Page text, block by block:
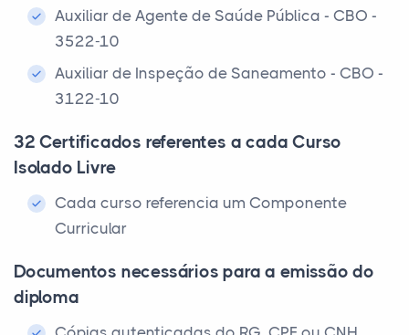
Auxiliar de Agente de Saúde Pública - CBO -
3522-10
Auxiliar de Inspeção de Saneamento - CBO -
3122-10
32 Certificados referentes a cada Curso
Isolado Livre
Cada curso referencia um Componente
Curricular
Documentos necessários para a emissão do
diploma